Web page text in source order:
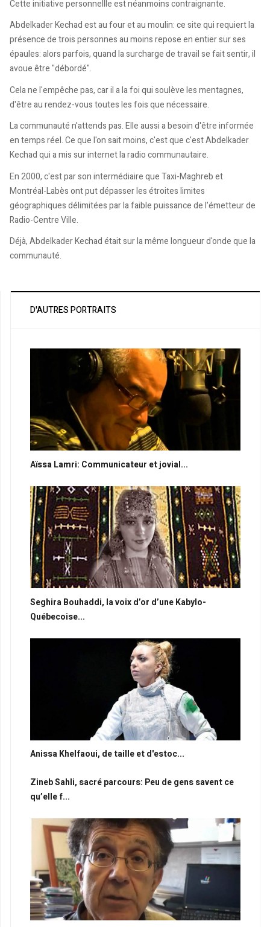
Cette initiative personnellle est néanmoins contraignante.
Abdelkader Kechad est au four et au moulin: ce site qui requiert la
présence de trois personnes au moins repose en entier sur ses
épaules: alors parfois, quand la surcharge de travail se fait sentir, il
avoue être "débordé".
Cela ne l'empêche pas, car il a la foi qui soulève les mentagnes,
d'être au rendez-vous toutes les fois que nécessaire.
La communauté n'attends pas. Elle aussi a besoin d'être informée
en temps réel. Ce que l'on sait moins, c'est que c'est Abdelkader
Kechad qui a mis sur internet la radio communautaire.
En 2000, c'est par son intermédiaire que Taxi-Maghreb et
Montréal-Labès ont put dépasser les étroites limites
géographiques délimitées par la faible puissance de l'émetteur de
Radio-Centre Ville.
Déjà, Abdelkader Kechad était sur la même longueur d'onde que la
communauté.
D'AUTRES PORTRAITS
Aïssa Lamri: Communicateur et jovial...
Seghira Bouhaddi, la voix d’or d’une Kabylo-
Québecoise...
Anissa Khelfaoui, de taille et d'estoc...
Zineb Sahli, sacré parcours: Peu de gens savent ce
qu’elle f...